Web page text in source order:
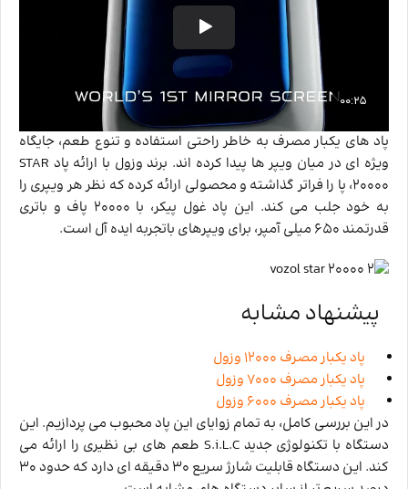
پاد های یکبار مصرف به خاطر راحتی استفاده و تنوع طعم، جایگاه
ویژه ‌ای در میان ویپر ها پیدا کرده ‌اند. برند وزول با ارائه پاد STAR
20000، پا را فراتر گذاشته و محصولی ارائه کرده که نظر هر ویپری را
به خود جلب می‌ کند. این پاد غول پیکر، با 20000 پاف و باتری
قدرتمند 650 میلی‌ آمپر، برای ویپرهای باتجربه ایده ‌آل است.
پیشنهاد مشابه
پاد یکبار مصرف 12000 وزول
پاد یکبار مصرف 7000 وزول
پاد یکبار مصرف 6000 وزول
در این بررسی کامل، به تمام زوایای این پاد محبوب می ‌پردازیم. این
دستگاه با تکنولوژی جدید S.i.L.C طعم‌ های بی‌ نظیری را ارائه می
‌کند. این دستگاه قابلیت شارژ سریع 30 دقیقه ‌ای دارد که حدود 30